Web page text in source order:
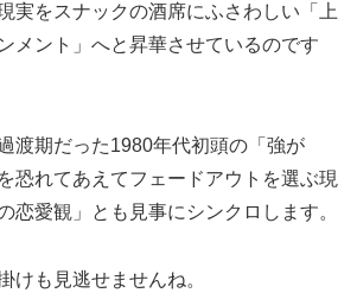
実をスナックの酒席にふさわしい「上
メント」へと昇華させているのです
渡期だった1980年代初頭の「強が
恐れてあえてフェードアウトを選ぶ現
恋愛観」とも見事にシンクロします。
けも見逃せませんね。